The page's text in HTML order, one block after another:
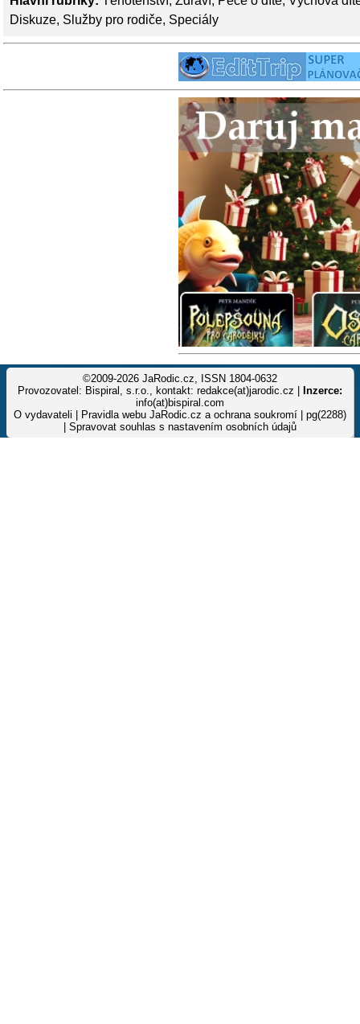
Diskuze, Služby pro rodiče, Speciály
©2009-2026 JaRodic.cz, ISSN 1804-0632
Provozovatel: Bispiral, s.r.o., kontakt: redakce(at)jarodic.cz |
Inzerce:
info(at)bispiral.com
O vydavateli
Pravidla webu JaRodic.cz a ochrana soukromí | pg(2288)
Spravovat souhlas s nastavením osobních údajů